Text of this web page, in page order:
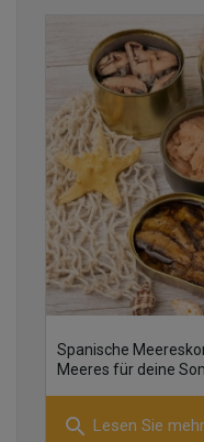
Spanische
Meeres für deine
search Lesen Sie mehr